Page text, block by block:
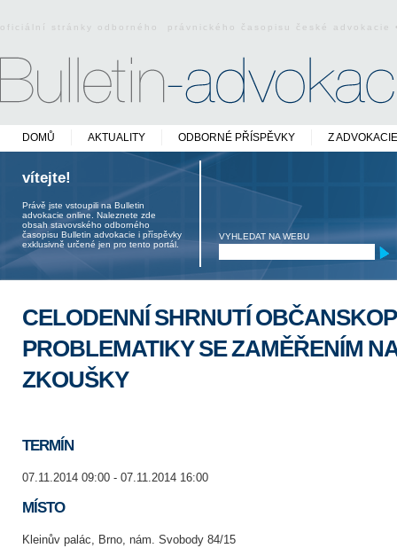
oficiální stránky odborného právnického časopisu české
DOMŮ AKTUALITY ODBORNÉ PŘÍSPĚVKY Z ADVOKACIE
vítejte!
Právě jste vstoupili na Bulletin
advokacie online. Naleznete zde
obsah stavovského odborného
časopisu Bulletin advokacie i příspěvky
exklusivně určené jen pro tento portál.
VYHLEDAT NA WEBU
CELODENNÍ SHRNUTÍ
PROBLEMATIKY SE ZAMĚŘENÍM
ZKOUŠKY
TERMÍN
07.11.2014 09:00 - 07.11.2014 16:00
MÍSTO
Kleinův palác, Brno, nám. Svobody 84/15